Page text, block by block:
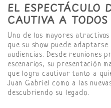
EL ESPECTÁCULO
CAUTIVA A TODOS
Uno de los mayores atractivos
que su show puede
audiencias. Desde reuniones
escenarios, su presentación
que logra cautivar tanto a
Juan Gabriel como a las
descubriendo su legado.